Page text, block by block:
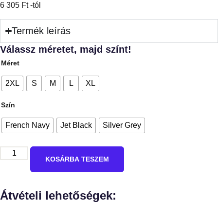
6 305 Ft-tól
Termék leírás
Válassz méretet, majd színt!
Méret
2XL S M L XL
Szín
French Navy Jet Black Silver Grey
KOSÁRBA TESZEM
Átvételi lehetőségek: